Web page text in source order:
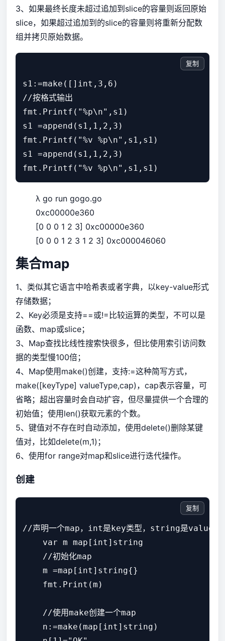
3、如果最终长度未超过追加到slice的容量则返回原始
slice，如果超过追加到的slice的容量则将重新分配数
组并拷贝原始数据。
s1:=make([]int,3,6)
//按格式输出
fmt.Printf("%p\n",s1)
s1 =append(s1,1,2,3)
fmt.Printf("%v %p\n",s1,s1)
s1 =append(s1,1,2,3)
复制
λ go run gogo.go
0xc00000e360
[0 0 0 1 2 3] 0xc00000e360
[0 0 0 1 2 3 1 2 3] 0xc000046060
集合map
1、类似其它语言中哈希表或者字典，以key-value形式
存储数据；
2、Key必须是支持==或!=比较运算的类型，不可以是
函数、map或slice；
3、Map查找比线性搜索快很多，但比使用索引访问数
据的类型慢100倍；
4、Map使用make()创建，支持:=这种简写方式，
make([keyType] valueType,cap)，cap表示容量，可
省略；超出容量时会自动扩容，但尽量提供一个合理的
初始值；使用len()获取元素的个数。
5、键值对不存在时自动添加，使用delete()删除某键
值对，比如delete(m,1)；
6、使用for range对map和slice进行迭代操作。
创建
//声明一个map，int是key类型，string是value类
    var m map[int]string
    //初始化map
    m =map[int]string{}
    fmt.Print(m)
    //使用make创建一个map
    n:=make(map[int]string)
复制